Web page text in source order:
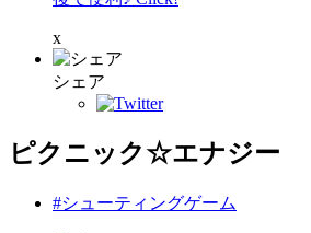
x
シェア
ピクニック☆エナジー
#シューティングゲーム